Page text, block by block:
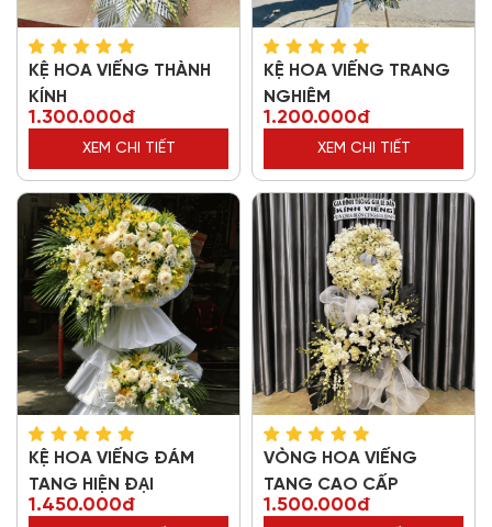
KỆ HOA VIẾNG THÀNH
KÍNH
1.300.000đ
XEM CHI TIẾT
KỆ HOA VIẾNG TRANG
NGHIÊM
1.200.000đ
XEM CHI TIẾT
KỆ HOA VIẾNG ĐÁM
TANG HIỆN ĐẠI
1.450.000đ
VÒNG HOA VIẾNG
TANG CAO CẤP
1.500.000đ